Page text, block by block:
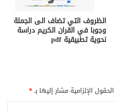
الظروف التي تضاف الى الجملة
وجوبا في القران الكريم دراسة
نحوية تطبيقية pdf
الحقول الإلزامية مشار إليها بـ*